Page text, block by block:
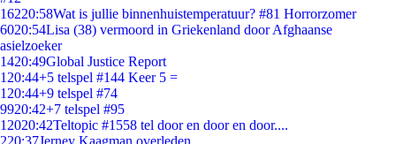
16220:58Wat is jullie binnenhuistemperatuur? #81 Horrorzomer
6020:54Lisa (38) vermoord in Griekenland door Afghaanse
asielzoeker
1420:49Global Justice Report
1 20:44+5 telspel #144 Keer 5 =
1 20:44+9 telspel #74
9920:42+7 telspel #95
12020:42Teltopic #1558 tel door en door en door....
220:37Jerney Kaagman overleden